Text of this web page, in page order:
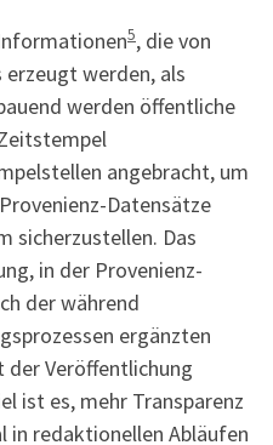
5, die von
werden, als
werden öffentliche
angebracht, um
Datensätze
sicherzustellen. Das
in der Provenienz-
der während
ergänzten
der Veröffentlichung
ist es, mehr Transparenz
redaktionellen Abläufen